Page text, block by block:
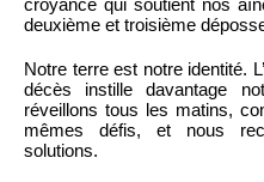
deuxième et troisième
Notre terre est notre identité.
décès instille davantage
réveillons tous les matins,
mêmes défis, et nous
solutions.